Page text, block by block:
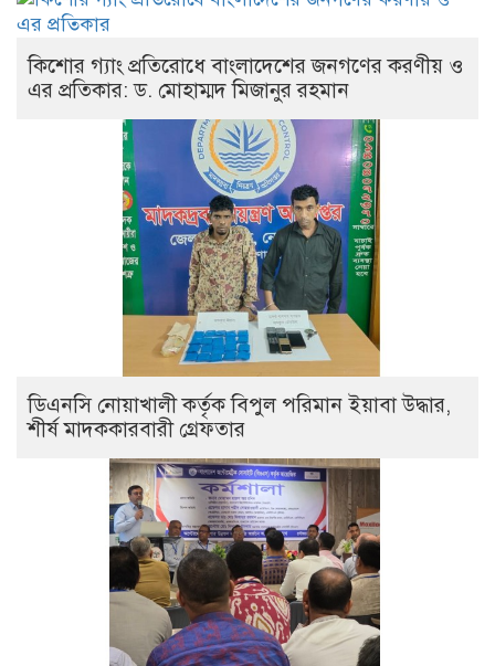
কিশোর গ্যাং প্রতিরোধে বাংলাদেশের জনগণের করণীয় ও
এর প্রতিকার: ড. মোহাম্মদ মিজানুর রহমান
ডিএনসি নোয়াখালী কর্তৃক বিপুল পরিমান ইয়াবা উদ্ধার,
শীর্ষ মাদককারবারী গ্রেফতার